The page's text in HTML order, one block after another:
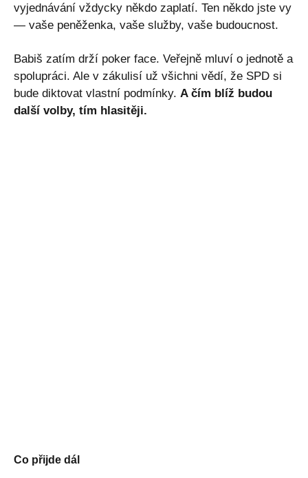
vyjednávání vždycky někdo zaplatí. Ten někdo jste vy
— vaše peněženka, vaše služby, vaše budoucnost.
Babiš zatím drží poker face. Veřejně mluví o jednotě a
spolupráci. Ale v zákulisí už všichni vědí, že SPD si
bude diktovat vlastní podmínky. A čím blíž budou
další volby, tím hlasitěji.
Co přijde dál